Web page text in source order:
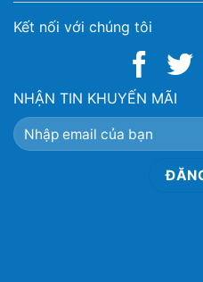
Kết nối với chúng tôi
NHẬN TIN KHUYẾN MÃI